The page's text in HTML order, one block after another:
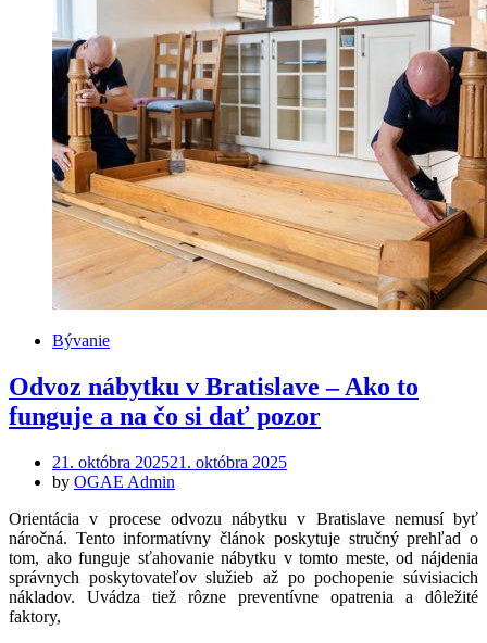
Bývanie
Odvoz nábytku v Bratislave – Ako to
funguje a na čo si dať pozor
Posted
on
21. októbra 202521. októbra 2025
by OGAE Admin
Orientácia v procese odvozu nábytku v Bratislave nemusí byť
náročná. Tento informatívny článok poskytuje stručný prehľad o
tom, ako funguje sťahovanie nábytku v tomto meste, od nájdenia
správnych poskytovateľov služieb až po pochopenie súvisiacich
nákladov. Uvádza tiež rôzne preventívne opatrenia a dôležité
faktory,